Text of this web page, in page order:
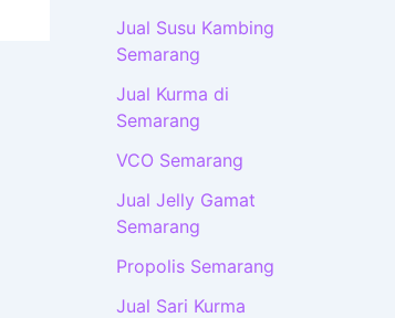
Jual Susu Kambing
Semarang
Jual Kurma di
Semarang
VCO Semarang
Jual Jelly Gamat
Semarang
Propolis Semarang
Jual Sari Kurma